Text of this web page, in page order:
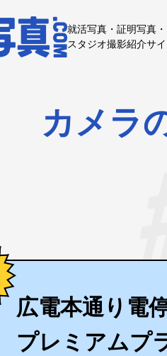
就活写真・証明写真・
スタジオ撮影紹介サイ
カメラ
広電本通り電
プレミアムプ